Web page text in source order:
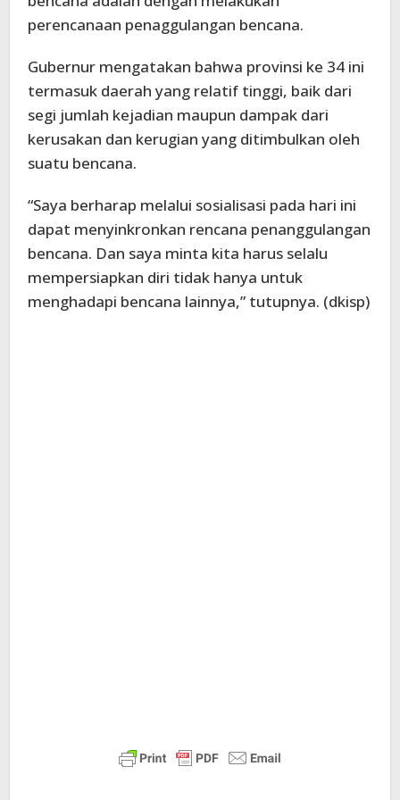
perencanaan penaggulangan bencana.
Gubernur mengatakan bahwa provinsi ke 34 ini
termasuk daerah yang relatif tinggi, baik dari
segi jumlah kejadian maupun dampak dari
kerusakan dan kerugian yang ditimbulkan oleh
suatu bencana.
“Saya berharap melalui sosialisasi pada hari ini
dapat menyinkronkan rencana penanggulangan
bencana. Dan saya minta kita harus selalu
mempersiapkan diri tidak hanya untuk
menghadapi bencana lainnya,” tutupnya. (dkisp)